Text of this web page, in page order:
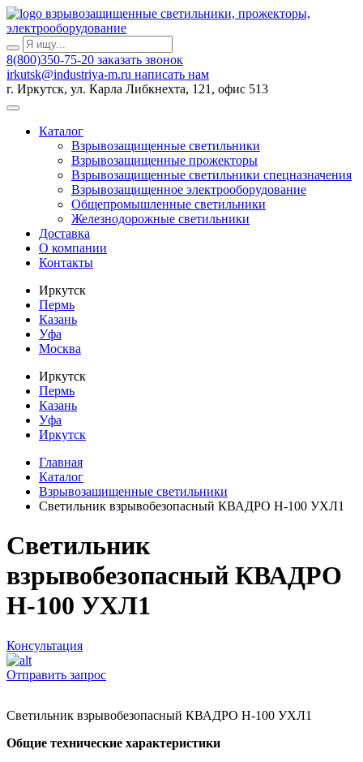
взрывозащищенные светильники, прожекторы,
электрооборудование
8(800)350-75-20 заказать звонок
irkutsk@industriya-m.ru написать нам
г. Иркутск, ул. Карла Либкнехта, 121, офис 513
Каталог
Взрывозащищенные светильники
Взрывозащищенные прожекторы
Взрывозащищенные светильники спецназначения
Взрывозащищенное электрооборудование
Общепромышленные светильники
Железнодорожные светильники
Доставка
О компании
Контакты
Иркутск
Пермь
Казань
Уфа
Москва
Иркутск
Пермь
Казань
Уфа
Иркутск
Главная
Каталог
Взрывозащищенные светильники
Светильник взрывобезопасный КВАДРО Н-100 УХЛ1
Светильник
взрывобезопасный КВАДРО
Н-100 УХЛ1
Консультация
Отправить запрос
Светильник взрывобезопасный КВАДРО Н-100 УХЛ1
Общие технические характеристики